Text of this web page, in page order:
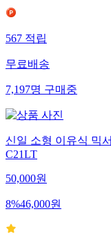
567 적립
무료배송
7,197명 구매중
신일 소형 이유식 믹
C21LT
50,000원
8%46,000원